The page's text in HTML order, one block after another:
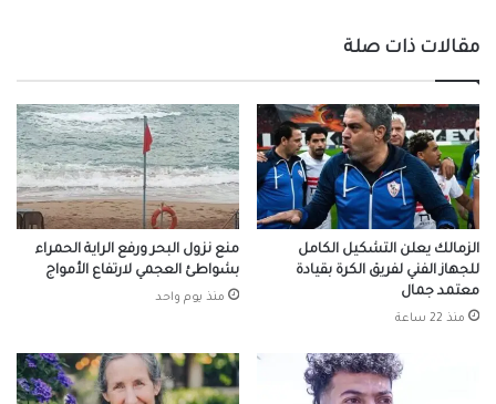
مقالات ذات صلة
الزمالك يعلن التشكيل الكامل
للجهاز الفني لفريق الكرة بقيادة
معتمد جمال
منذ 22 ساعة
منع نزول البحر ورفع الراية الحمراء
بشواطئ العجمي لارتفاع الأمواج
منذ يوم واحد